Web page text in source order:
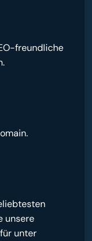
freundliche
unsere
unter